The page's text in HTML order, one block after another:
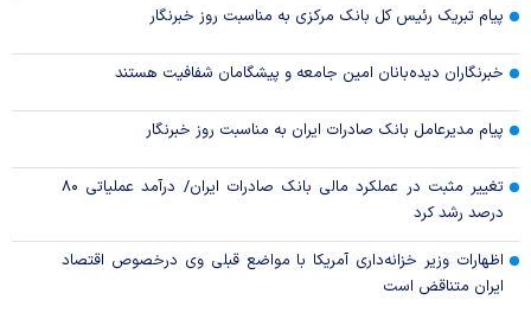
پیام تبریک رئیس کل بانک مرکزی به مناسبت روز خبرنگار
خبرنگاران دیده‌بانان امین جامعه و پیشگامان شفافیت هستند
پیام مدیرعامل بانک صادرات ایران به مناسبت روز خبرنگار
تغییر مثبت در عملکرد مالی بانک صادرات ایران/ درآمد عملیاتی ۸۰
درصد رشد کرد
اظهارات وزیر خزانه‌داری آمریکا با مواضع قبلی وی درخصوص اقتصاد
ایران متناقض است